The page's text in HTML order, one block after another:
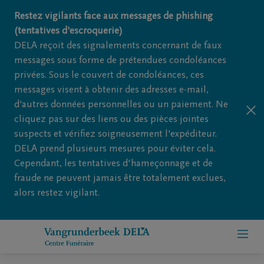
Restez vigilants face aux messages de phishing
(tentatives d'escroquerie)
DELA reçoit des signalements concernant de faux
messages sous forme de prétendues condoléances
privées. Sous le couvert de condoléances, ces
messages visent à obtenir des adresses e-mail,
d'autres données personnelles ou un paiement. Ne
cliquez pas sur des liens ou des pièces jointes
suspects et vérifiez soigneusement l'expéditeur.
DELA prend plusieurs mesures pour éviter cela.
Cependant, les tentatives d'hameçonnage et de
fraude ne peuvent jamais être totalement exclues,
alors restez vigilant.